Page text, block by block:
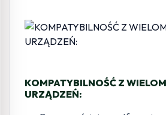
KOMPATYBILNOŚĆ Z
URZĄDZEŃ: